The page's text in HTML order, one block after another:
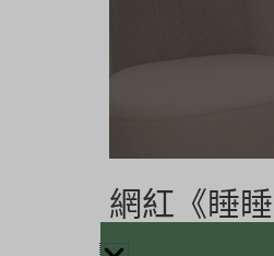
網紅《睡
海菲秀